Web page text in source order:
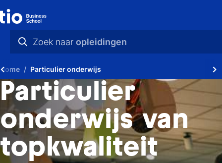
Zoek naar opleidingen
videos
nieuws
opleidingen
Home Particulier onderwijs
Particulier
onderwijs van
topkwaliteit